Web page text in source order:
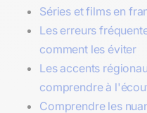
Séries et films en
Les erreurs
comment les éviter
Les accents
comprendre à
Comprendre les